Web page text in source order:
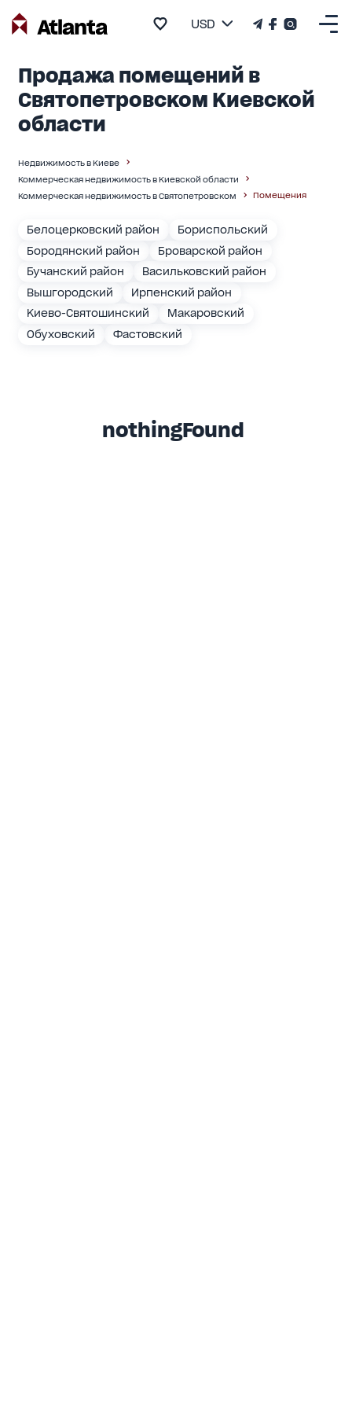
USD
Продажа помещений в
Святопетровском Киевской
области
Недвижимость в Киеве
Коммерческая недвижимость в Киевской области
Коммерческая недвижимость в Святопетровском
Помещения
Белоцерковский район
Бориспольский
Бородянский район
Броварской район
Бучанский район
Васильковский район
Вышгородский
Ирпенский район
Киево-Святошинский
Макаровский
Обуховский
Фастовский
nothingFound